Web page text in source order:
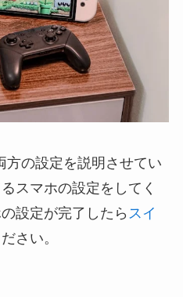
方の設定を説明させてい
スマホの設定をしてく
設定が完了したら スイ
さい。